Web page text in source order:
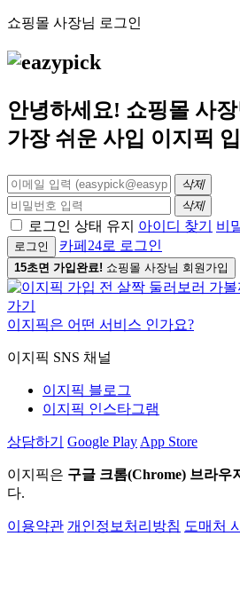
쇼핑몰 사장님 로그인
안녕하세요! 쇼핑몰 사장
가장 쉬운 사입 이지픽
삭제
삭제
로그인 상태 유지 아이디 찾기 비
로그인 카페24로 로그인
15초면 가입완료! 쇼핑몰 사장님 회원가입
이지픽은 어떤 서비스 인가요?
이지픽 SNS 채널
이지픽 블로그
이지픽 인스타그램
상담하기 Google Play App Store
이지픽은 구글 크롬(Chrome) 브라우
다.
이용약관 개인정보처리방침 도매처